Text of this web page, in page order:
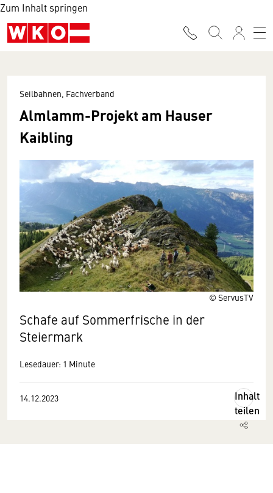
Zum Inhalt springen
© ServusTV
Seilbahnen, Fachverband
Almlamm-Projekt am Hauser
Kaibling
Schafe auf Sommerfrische in der
Steiermark
Lesedauer: 1 Minute
14.12.2023
Inhalt
teilen